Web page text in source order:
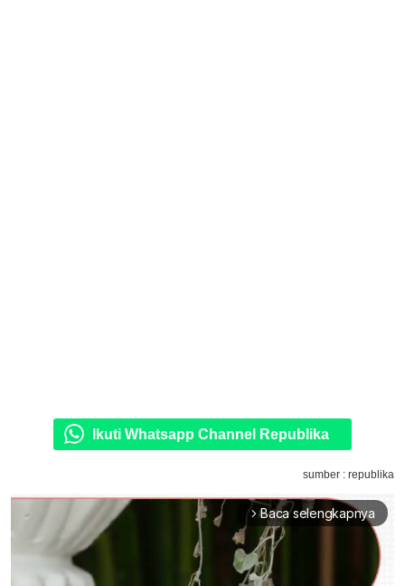
Ikuti Whatsapp Channel Republika
sumber : republika
arrow_forward_ios Baca selengkapnya